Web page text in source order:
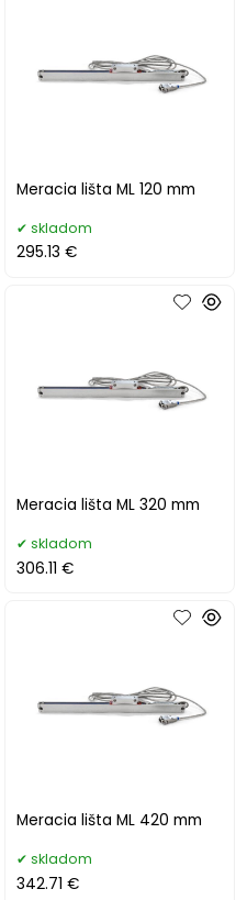
Meracia lišta ML 120 mm
skladom
295.13 €
Meracia lišta ML 320 mm
skladom
306.11 €
Meracia lišta ML 420 mm
skladom
342.71 €